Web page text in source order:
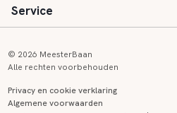
Voortgezet onderwijs
Vacatures
Inloggen
Service
© 2026 MeesterBaan
Alle rechten voorbehouden
Privacy en cookie verklaring
Algemene voorwaarden